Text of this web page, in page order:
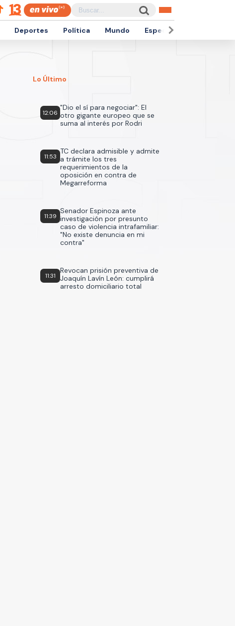
Deportes Política Mundo Espectáculos
Lo Último
12:06
"Dio el sí para negociar": El
otro gigante europeo que se
suma al interés por Rodri
11:53
TC declara admisible y admite
a trámite los tres
requerimientos de la
oposición en contra de
Megarreforma
11:39
Senador Espinoza ante
investigación por presunto
caso de violencia intrafamiliar:
"No existe denuncia en mi
contra"
11:31
Revocan prisión preventiva de
Joaquín Lavín León: cumplirá
arresto domiciliario total